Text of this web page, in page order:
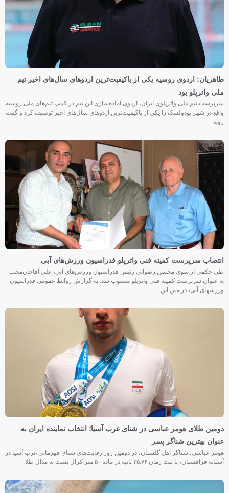
طاهریان: اردوی روسیه یکی از باکیفیت‌ترین اردوهای سال‌های اخیر تیم
ملی واترپلو بود
سرپرست تیم ملی واترپلوی ایران، اردوی آماده‌سازی این تیم در کمپ تیم‌های ملی روسیه
واقع در شهر پودولسک را یکی از باکیفیت‌ترین اردوهای سال‌های اخیر توصیف کرد و گفت
روند
انتصاب سرپرست کمیته فنی واترپلو فدراسیون ورزش‌های آبی
طی حکمی از سوی محسن رضوانی رئیس فدراسیون ورزش‌های آبی، علی آقاجان‌محب
به عنوان سرپرست کمیته فنی واترپلو منصوب شد. به گزارش روابط عمومی فدراسیون
ورزشهای آبی، در متن این
دومین طلای هومر عباسی در شنای غرب آسیا؛ انتخاب نماینده ایران به
عنوان بهترین شناگر پسر
هومر عباسی، شناگر اهل گلستان، در دومین روز رقابت‌های شنای قهرمانی غرب آسیا در
آستانه قزاقستان، با ثبت زمان ۲۵.۷۶ ثانیه در ماده ۵۰ متر کرال پشت به مدال طلا